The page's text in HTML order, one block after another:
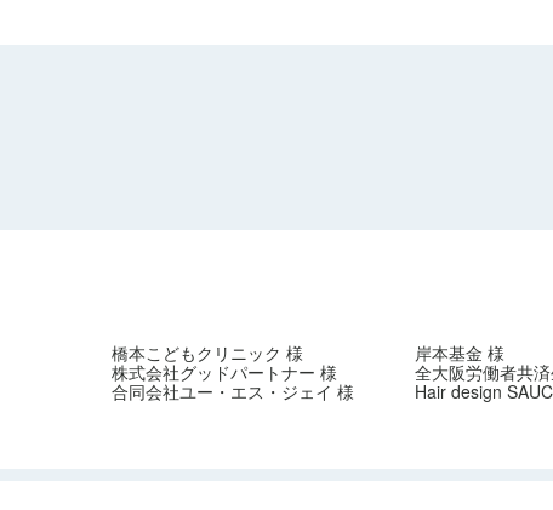
橋本こどもクリニック 様
岸本基金 様
株式会社グッドパートナー 様
全大阪労働者共
合同会社ユー・エス・ジェイ 様
Hair design